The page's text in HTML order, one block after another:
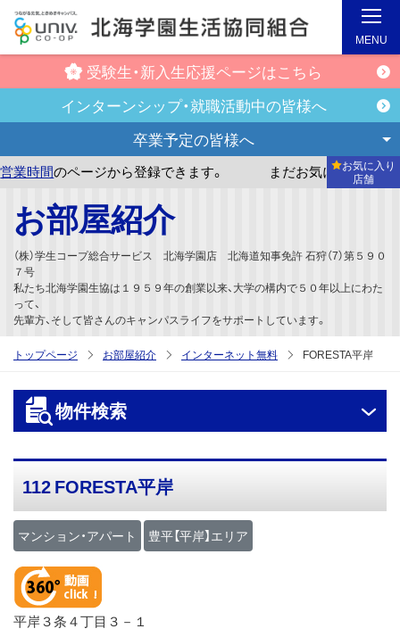
受験生・新入生応援ページはこちら
インターンシップ・就職活動中の皆様へ
卒業予定の皆様へ
ページから登録できます。 まだお気に入り店舗が登録され
お気に入り
店舗
MENU
お部屋紹介
（株）学生コープ総合サービス 北海学園店 北海道知事免許 石狩（7）第５９０
７号
私たち北海学園生協は１９５９年の創業以来、大学の構内で５０年以上にわた
って、
先輩方、そして皆さんのキャンパスライフをサポートしています。
トップページ お部屋紹介 インターネット無料 FORESTA平岸
物件検索
112 FORESTA平岸
マンション・アパート 豊平【平岸】エリア
平岸３条４丁目３－１